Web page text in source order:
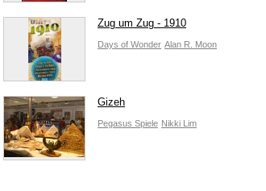
Zug um Zug - 1910
Days of Wonder Alan R. Moon
Gizeh
Pegasus Spiele Nikki Lim